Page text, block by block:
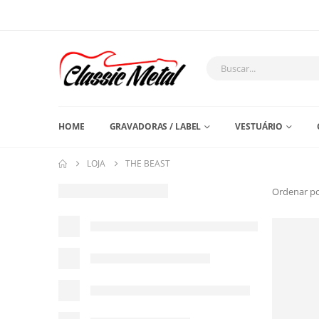
HOME GRAVADORAS / LABEL VESTUÁRIO
LOJA THE BEAST
Ordenar